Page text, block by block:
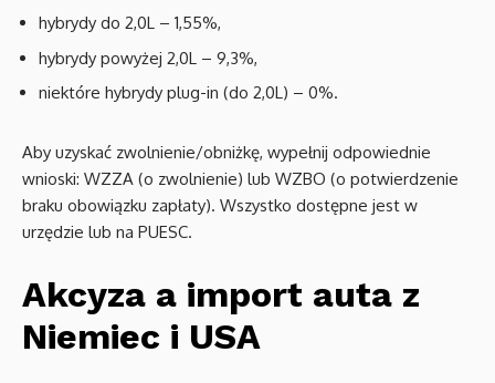
hybrydy do 2,0L – 1,55%,
hybrydy powyżej 2,0L – 9,3%,
niektóre hybrydy plug-in (do 2,0L) – 0%.
Aby uzyskać zwolnienie/obniżkę, wypełnij odpowiednie
wnioski: WZZA (o zwolnienie) lub WZBO (o potwierdzenie
braku obowiązku zapłaty). Wszystko dostępne jest w
urzędzie lub na PUESC.
Akcyza a import auta z
Niemiec i USA